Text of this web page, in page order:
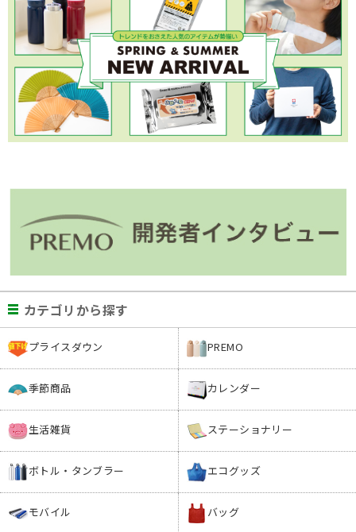
カテゴリから探す
プライスダウン PREMO
季節商品 カレンダー
生活雑貨 ステーショナリー
ボトル・タンブラー エコグッズ
モバイル バッグ